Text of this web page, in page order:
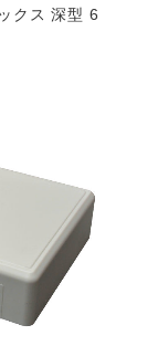
クス 深型 6